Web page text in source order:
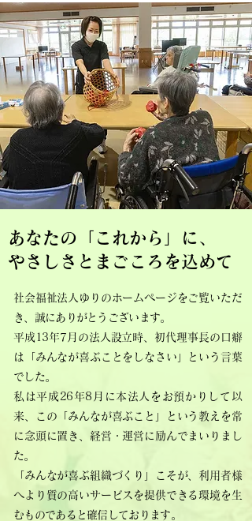
あなたの「これから」に、
やさしさとまごころを込めて
社会福祉法人ゆりのホームページをご覧いただ
き、誠にありがとうございます。
平成13年7月の法人設立時、初代理事長の口癖
は「みんなが喜ぶことをしなさい」という言葉
でした。
私は平成26年8月に本法人をお預かりして以
来、この「みんなが喜ぶこと」という教えを常
に念頭に置き、経営・運営に励んでまいりまし
た。
「みんなが喜ぶ組織づくり」こそが、利用者様
へより質の高いサービスを提供できる環境を生
むものであると確信しております。